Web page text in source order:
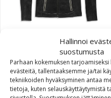
Hallinnoi
suostumusta
Parhaan kokemuksen
evästeitä, tallentaaksemme ja/tai
tekniikoiden hyväksyminen antaa
tietoja, kuten selauskäyttäytymistä
Harley-Davidson Women’s
H-D Triple Vent Miss
Enthusiast II Leather
Jacket